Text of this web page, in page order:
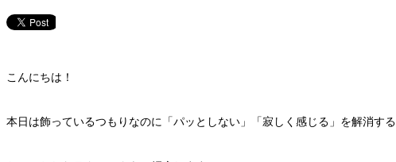
こんにちは！
本日は飾っているつもりなのに「パッとしない」「寂しく感じる」を解消する